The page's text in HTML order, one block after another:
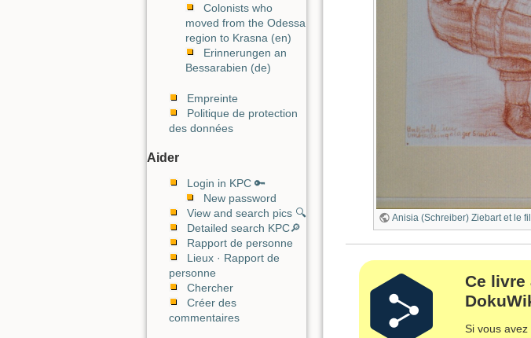
Colonists who
moved from the Odessa
region to Krasna (en)
Erinnerungen an
Bessarabien (de)
Empreinte
Politique de protection
des données
Aider
Login in KPC 🔑
New password
View and search pics 🔍
Detailed search KPC🔎
Rapport de personne
Lieux · Rapport de
personne
Chercher
Créer des
commentaires
Anisia (Schreiber) Ziebart et le
Ce livre
Si vous